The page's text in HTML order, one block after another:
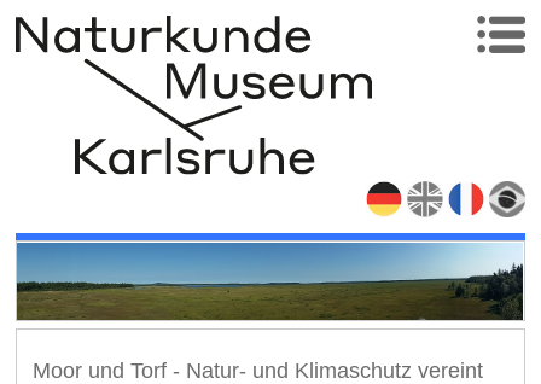
Moor und Torf - Natur- und Klimaschutz vereint